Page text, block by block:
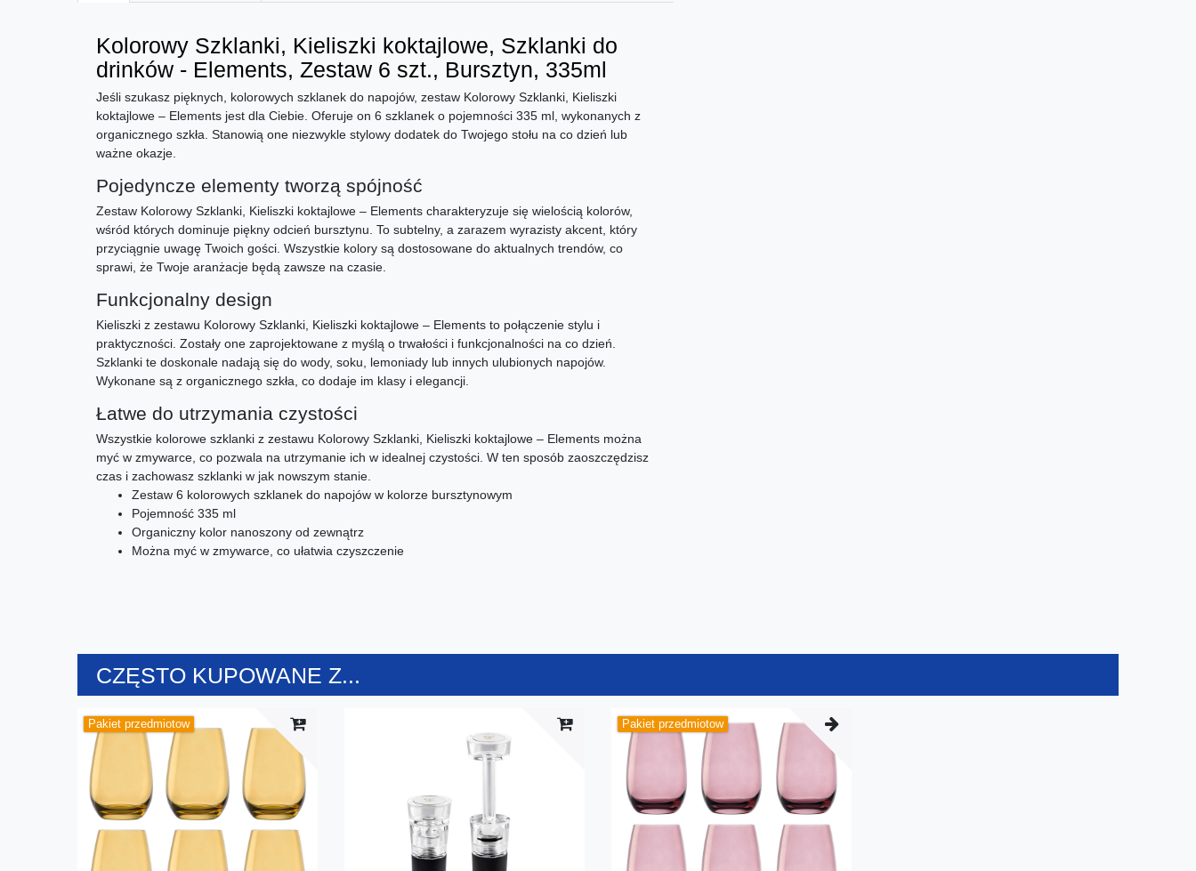
Kolorowy Szklanki, Kieliszki koktajlowe, Szklanki do
drinków - Elements, Zestaw 6 szt., Bursztyn, 335ml
Jeśli szukasz pięknych, kolorowych szklanek do napojów, zestaw Kolorowy Szklanki, Kieliszki
koktajlowe – Elements jest dla Ciebie. Oferuje on 6 szklanek o pojemności 335 ml, wykonanych z
organicznego szkła. Stanowią one niezwykle stylowy dodatek do Twojego stołu na co dzień lub
ważne okazje.
Pojedyncze elementy tworzą spójność
Zestaw Kolorowy Szklanki, Kieliszki koktajlowe – Elements charakteryzuje się wielością kolorów,
wśród których dominuje piękny odcień bursztynu. To subtelny, a zarazem wyrazisty akcent, który
przyciągnie uwagę Twoich gości. Wszystkie kolory są dostosowane do aktualnych trendów, co
sprawi, że Twoje aranżacje będą zawsze na czasie.
Funkcjonalny design
Kieliszki z zestawu Kolorowy Szklanki, Kieliszki koktajlowe – Elements to połączenie stylu i
praktyczności. Zostały one zaprojektowane z myślą o trwałości i funkcjonalności na co dzień.
Szklanki te doskonale nadają się do wody, soku, lemoniady lub innych ulubionych napojów.
Wykonane są z organicznego szkła, co dodaje im klasy i elegancji.
Łatwe do utrzymania czystości
Wszystkie kolorowe szklanki z zestawu Kolorowy Szklanki, Kieliszki koktajlowe – Elements można
myć w zmywarce, co pozwala na utrzymanie ich w idealnej czystości. W ten sposób zaoszczędzisz
czas i zachowasz szklanki w jak nowszym stanie.
Zestaw 6 kolorowych szklanek do napojów w kolorze bursztynowym
Pojemność 335 ml
Organiczny kolor nanoszony od zewnątrz
Można myć w zmywarce, co ułatwia czyszczenie
CZĘSTO KUPOWANE Z...
Pakiet przedmiotow Pakiet przedmiotow